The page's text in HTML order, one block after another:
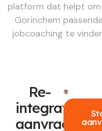
platform dat helpt om
Gorinchem
jobcoaching te
Re-
integratie
aanvragen?